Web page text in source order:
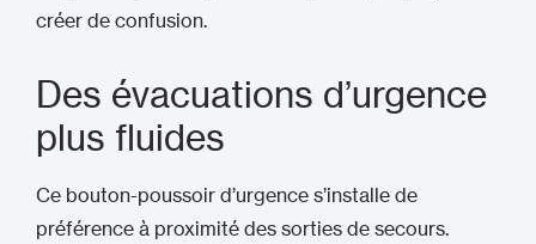
créer de confusion.
Des évacuations d’urgence
plus fluides
Ce bouton-poussoir d’urgence s’installe de
préférence à proximité des sorties de secours.